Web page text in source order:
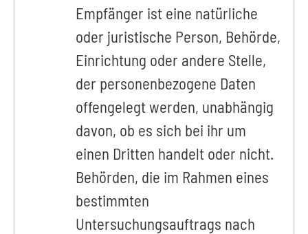
Empfänger ist eine natürliche
oder juristische Person, Behörde,
Einrichtung oder andere Stelle,
der personenbezogene Daten
offengelegt werden, unabhängig
davon, ob es sich bei ihr um
einen Dritten handelt oder nicht.
Behörden, die im Rahmen eines
bestimmten
Untersuchungsauftrags nach